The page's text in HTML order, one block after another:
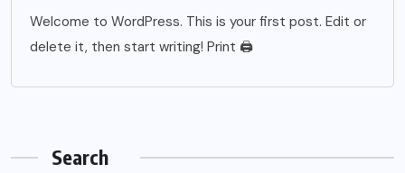
Welcome to WordPress. This is your first post. Edit or
delete it, then start writing! Print 🖨
Search